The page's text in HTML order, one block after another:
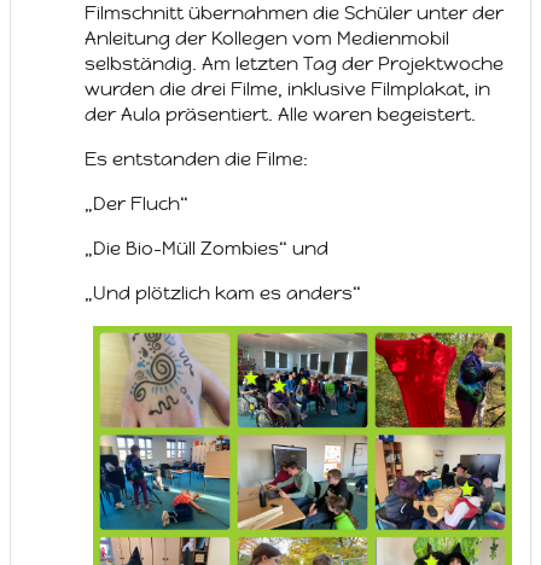
Filmschnitt übernahmen die Schüler unter der
Anleitung der Kollegen vom Medienmobil
selbständig. Am letzten Tag der Projektwoche
wurden die drei Filme, inklusive Filmplakat, in
der Aula präsentiert. Alle waren begeistert.
Es entstanden die Filme:
„Der Fluch“
„Die Bio-Müll Zombies“ und
„Und plötzlich kam es anders“